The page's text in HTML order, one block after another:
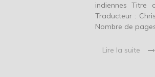
indiennes Titre
Traducteur :
Nombre de
Lire la suite